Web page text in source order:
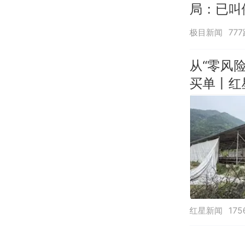
局：已
极目新闻 777
从“零风
买单丨红
红星新闻